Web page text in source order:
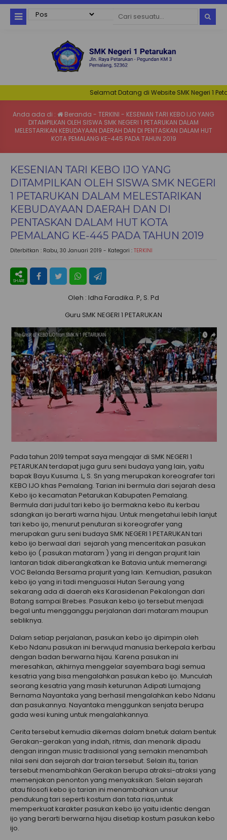
Selamat Datang di Website SMK Negeri 1
Anda ada di : Beranda - TERKINI - KESENIAN TARI KEBO IJO YANG
DITAMPILKAN OLEH SISWA SMK NEGERI 1 PETARUKAN DALAM
MELESTARIKAN KEBUDAYAAN DAERAH DAN DI PENTASKAN DALAM HUT
KOTA PEMALANG KE-445 PADA TAHUN 2019
KESENIAN TARI KEBO IJO YANG
DITAMPILKAN OLEH SISWA SMK NEGERI
1 PETARUKAN DALAM MELESTARIKAN
KEBUDAYAAN DAERAH DAN DI
PENTASKAN DALAM HUT KOTA
PEMALANG KE-445 PADA TAHUN 2019
Diterbitkan : Rabu, 30 Januari 2019 - Kategori : TERKINI
Oleh : Idha Faradika. P, S. Pd
Guru SMK NEGERI 1 PETARUKAN
Pada tahun 2019 tempat saya mengajar di SMK NEGERI 1
PETARUKAN terdapat juga guru seni budaya yang lain, yaitu
bapak Bayu Kusuma. L, S. Sn yang merupakan koreografer tari
KEBO IJO khas Pemalang. Tarian ini bermula dari sejarah desa
Kebo ijo kecamatan Petarukan Kabupaten Pemalang.
Bermula dari judul tari kebo ijo bermakna kebo itu kerbau
sdangkan ijo berarti warna hijau. Untuk mengetahui lebih lanjut
tari kebo ijo, menurut penuturan si koreografer yang
merupakan guru seni budaya SMK NEGERI 1 PETARUKAN tari
kebo ijo berwaal dari sejarah yang menceritakan pasukan
kebo ijo ( pasukan mataram ) yang iri dengan prajurit lain
lantaran tidak diberangkatkan ke Batavia untuk memerangi
VOC Belanda Bersama prajurit yang lain. Kemudian, pasukan
kebo ijo yang iri tadi menguasai Hutan Seraung yang
sekarang ada di daerah eks Karasidenan Pekalongan dari
Batang sampai Brebes. Pasukan kebo ijo tersebut menjadi
begal untu mengganggu perjalanan dari mataram maupun
sebliknya.
Dalam setiap perjalanan, pasukan kebo ijo dipimpin oleh
Kebo Ndanu pasukan ini berwujud manusia berkepala kerbau
dengan badan berwarna hijau. Karena pasukan ini
meresahkan, akhirnya menggelar sayembara bagi semua
kesatria yang bisa mengalahkan pasukan kebo ijo. Munculah
seorang kesatria yang masih keturunan Adipati Lumajang
Bernama Nayantaka yang berhasil mengalahkan kebo Ndanu
dan pasukannya. Nayantaka menggunkan senjata berupa
gada wesi kuning untuk mengalahkannya.
Cerita tersebut kemudia dikemas dalam bnetuk dalam bentuk
Gerakan-gerakan yang indah, ritmis, dan menarik dipadu
dengan iringan music tradisional yang semakin menambah
nilai seni dan sejarah dar traian tersebut. Selain itu, tarian
tersebut menambahkan Gerakan berupa atraksi-atraksi yang
memenjakan penonton yang menyaksikan. Selain sejarah
atau filosofi kebo ijo tarian ini menambahkan unsur
pendukung tari seperti kostum dan tata rias,untuk
memperkuat karakter pasukan kebo ijo yaitu identic dengan
ijo yang berarti berwarna hijau disetiap kostum pasukan kebo
ijo.